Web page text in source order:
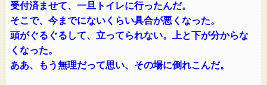
受付済ませて、一旦トイレに行ったんだ。
そこで、今までにないくらい具合が悪くなった。
頭がぐるぐるして、立ってられない。上と下が分からな
くなった。
ああ、もう無理だって思い、その場に倒れこんだ。